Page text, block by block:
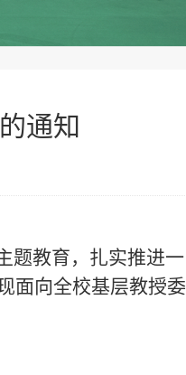
通知
题教育，扎实推进一
面向全校基层教授委